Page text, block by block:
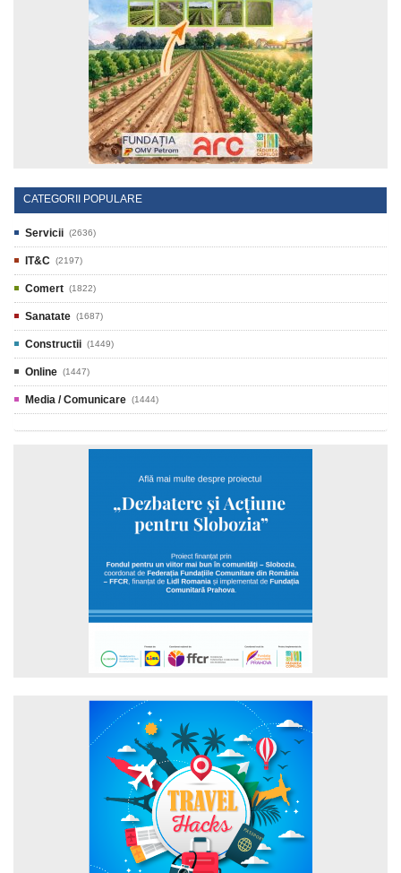
CATEGORII POPULARE
Servicii (2636)
IT&C (2197)
Comert (1822)
Sanatate (1687)
Constructii (1449)
Online (1447)
Media / Comunicare (1444)